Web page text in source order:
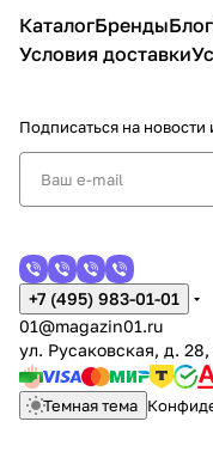
КаталогБрендыБлог
Условия доставки
Подписаться на новости
+7 (495) 983-01-01
01@magazin01.ru
ул. Русаковская, д. 28,
Темная тема